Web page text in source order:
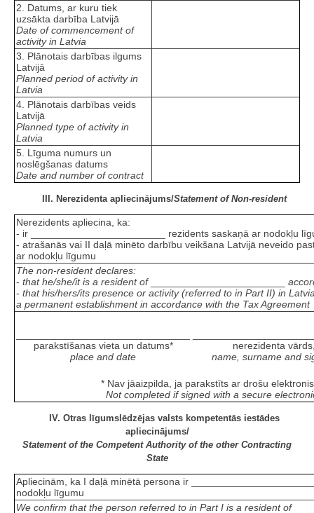
2. Datums, ar kuru tiek
uzsākta darbība Latvijā
Date of commencement of
activity in Latvia
3. Plānotais darbības ilgums
Latvijā
Planned period of activity in
Latvia
4. Plānotais darbības veids
Latvijā
Planned type of activity in
Latvia
5. Līguma numurs un
noslēgšanas datums
Date and number of contract
III. Nerezidenta apliecinājums/Statement of Non-resident
Nerezidents apliecina, ka:
- ir ________________________ rezidents saskaņā ar nodokļu
- atrašanās vai II daļā minēto darbību veikšana Latvijā neveido
ar nodokļu līgumu
The non-resident declares:
- that he/she/it is a resident of________________________
- that his/hers/its presence or activity (referred to in Part II) in
a permanent establishment in accordance with the Tax Agreement
parakstīšanas vieta un datums*
place and date
nerezidenta
name, surname and
* Nav jāaizpilda, ja parakstīts ar drošu
Not completed if signed with a secure
IV. Otras līgumslēdzējas valsts kompetentās iestādes
apliecinājums/
Statement of the Competent Authority of the other Contracting
State
Apliecinām, ka I daļā minētā persona ir
nodokļu līgumu
We confirm that the person referred to in Part I is a resident of